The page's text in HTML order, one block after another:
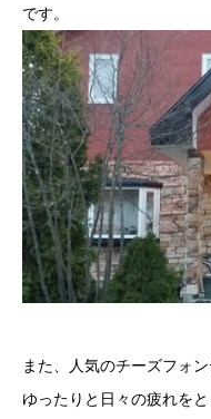
です。
また、人気のチーズフォ
ゆったりと日々の疲れを